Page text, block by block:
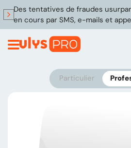
Des tentatives de fraudes
en cours par SMS, e-mails et
Particulier